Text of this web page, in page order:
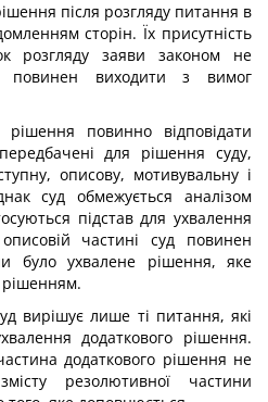
після розгляду питання в
сторін. Їх присутність
розгляду заяви законом не
повинен виходити з вимог
повинно відповідати
для рішення суду,
описову, мотивувальну і
суд обмежується аналізом
підстав для ухвалення
частині суд повинен
було ухвалене рішення, яке
вирішує лише ті питання, які
додаткового рішення.
додаткового рішення не
резолютивної частини